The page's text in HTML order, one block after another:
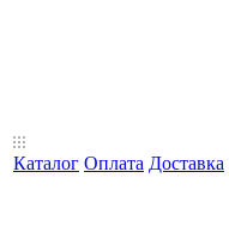
Каталог Оплата Доставка